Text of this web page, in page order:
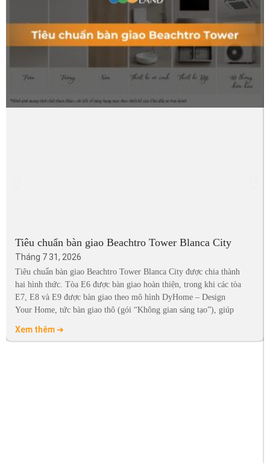
Tiêu chuẩn bàn giao Beachtro Tower Blanca City
Tháng 7 31, 2026
Tiêu chuẩn bàn giao Beachtro Tower Blanca City được chia thành
hai hình thức. Tòa E6 được bàn giao hoàn thiện, trong khi các tòa
E7, E8 và E9 được bàn giao theo mô hình DyHome – Design
Your Home, tức bàn giao thô (gói “Không gian sáng tạo”), giúp
Xem thêm ➔